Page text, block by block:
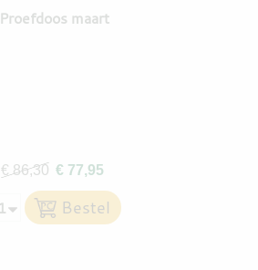
Proefdoos maart
€ 86,30 € 77,95